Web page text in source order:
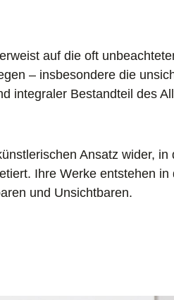
auf die oft
– insbesondere die
integraler Bestandteil des
Ansatz wider,
Ihre Werke entstehen
und Unsichtbaren.